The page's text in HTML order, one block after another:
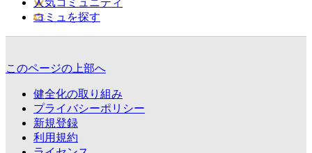
コミュを探す
このページの上部へ
健全化の取り組み
プライバシーポリシー
新規登録
利用規約